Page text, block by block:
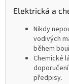
Elektrická a
Nikdy
vodivých
během
Chemické
předpisy.